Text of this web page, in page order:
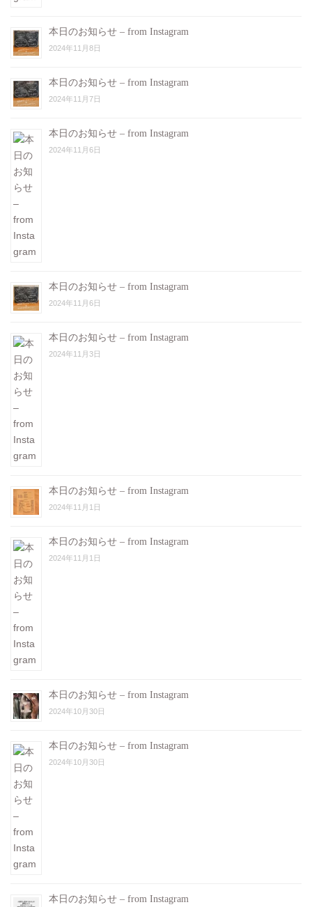
本日のお知らせ – from Instagram
2024年11月8日
本日のお知らせ – from Instagram
2024年11月7日
本日のお知らせ – from Instagram
2024年11月6日
本日のお知らせ – from Instagram
2024年11月6日
本日のお知らせ – from Instagram
2024年11月3日
本日のお知らせ – from Instagram
2024年11月1日
本日のお知らせ – from Instagram
2024年11月1日
本日のお知らせ – from Instagram
2024年10月30日
本日のお知らせ – from Instagram
2024年10月30日
本日のお知らせ – from Instagram